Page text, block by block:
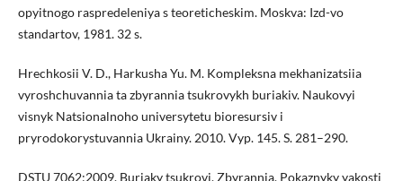
opyitnogo raspredeleniya s teoreticheskim. Moskva: Izd-vo
standartov, 1981. 32 s.
Hrechkosii V. D., Harkusha Yu. M. Kompleksna mekhanizatsiia
vyroshchuvannia ta zbyrannia tsukrovykh buriakiv. Naukovyi
visnyk Natsionalnoho universytetu bioresursiv i
pryrodokorystuvannia Ukrainy. 2010. Vyp. 145. S. 281–290.
DSTU 7062:2009. Buriaky tsukrovi. Zbyrannia. Pokaznyky yakosti